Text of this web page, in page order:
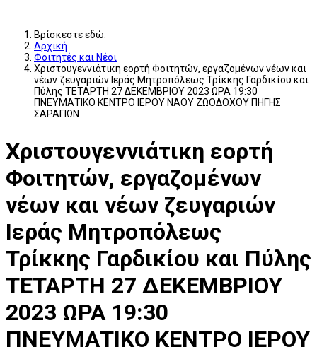
Βρίσκεστε εδώ:
Αρχική
Φοιτητές και Νέοι
Χριστουγεννιάτικη εορτή Φοιτητών, εργαζομένων νέων και
νέων ζευγαριών Ιεράς Μητροπόλεως Τρίκκης Γαρδικίου και
Πύλης ΤΕΤΑΡΤΗ 27 ΔΕΚΕΜΒΡΙΟΥ 2023 ΩΡΑ 19:30
ΠΝΕΥΜΑΤΙΚΟ ΚΕΝΤΡΟ ΙΕΡΟΥ ΝΑΟΥ ΖΩΟΔΟΧΟΥ ΠΗΓΗΣ
ΣΑΡΑΓΙΩΝ
Χριστουγεννιάτικη εορτή
Φοιτητών, εργαζομένων
νέων και νέων ζευγαριών
Ιεράς Μητροπόλεως
Τρίκκης Γαρδικίου και Πύλης
ΤΕΤΑΡΤΗ 27 ΔΕΚΕΜΒΡΙΟΥ
2023 ΩΡΑ 19:30
ΠΝΕΥΜΑΤΙΚΟ ΚΕΝΤΡΟ ΙΕΡΟΥ